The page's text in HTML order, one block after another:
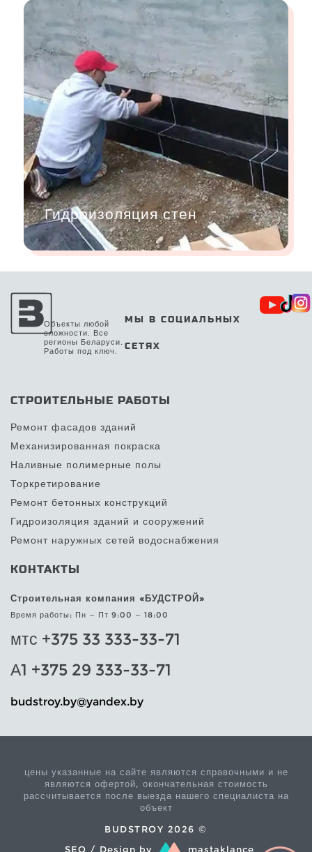
Гидроизоляция стен
Объекты любой
сложности. Все
регионы Беларуси.
Работы под ключ.
МЫ В СОЦИАЛЬНЫХ
СЕТЯХ
СТРОИТЕЛЬНЫЕ РАБОТЫ
Ремонт фасадов зданий
Механизированная покраска
Наливные полимерные полы
Торкретирование
Ремонт бетонных конструкций
Гидроизоляция зданий и сооружений
Ремонт наружных сетей водоснабжения
КОНТАКТЫ
Строительная компания «БУДСТРОЙ»
Время работы: Пн — Пт 9:00 — 18:00
мтс +375 33 333-33-71
А1 +375 29 333-33-71
yb.xednay
@yb.yortsdub
цены указанные на сайте являются справочными и не
являются офертой, окончательная стоимость
рассчитывается после выезда нашего специалиста на
объект
BUDSTROY 2026 ©
SEO / Design by
mastaklance